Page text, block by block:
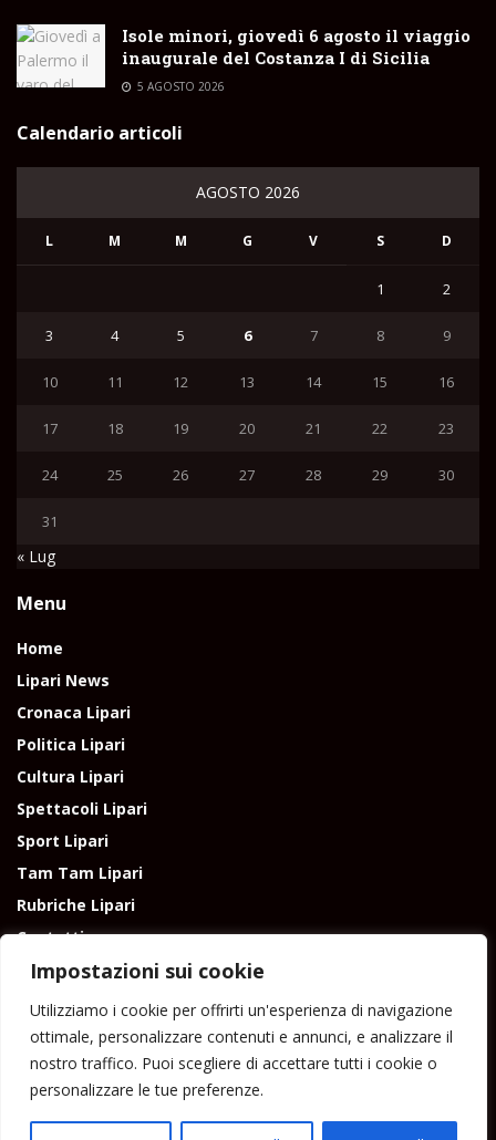
Impostazioni sui cookie
Utilizziamo i cookie per offrirti un'esperienza di navigazione
ottimale, personalizzare contenuti e annunci, e analizzare il
nostro traffico. Puoi scegliere di accettare tutti i cookie o
personalizzare le tue preferenze.
Isole minori, giovedì 6 agosto il viaggio
inaugurale del Costanza I di Sicilia
5 AGOSTO 2026
Calendario articoli
AGOSTO 2026
L M M G V S D
1 2
3 4 5 6 7 8 9
10 11 12 13 14 15 16
17 18 19 20 21 22 23
24 25 26 27 28 29 30
31
« Lug
Menu
Home
Lipari News
Cronaca Lipari
Politica Lipari
Cultura Lipari
Spettacoli Lipari
Sport Lipari
Tam Tam Lipari
Rubriche Lipari
Contatti
Direttore responsabile: Peppe Paino - Eolmedia, via Zinzolo, 20 - 980555 -
Lipari (Me) - Tel. 3924544698 e-mail: giornaledilipari@gmail.com -
peppepaino1@gmail.com Testata registrata al Tribunale di Barcellona